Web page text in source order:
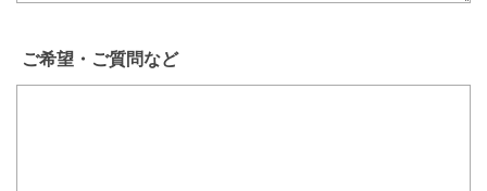
ご希望・ご質問など